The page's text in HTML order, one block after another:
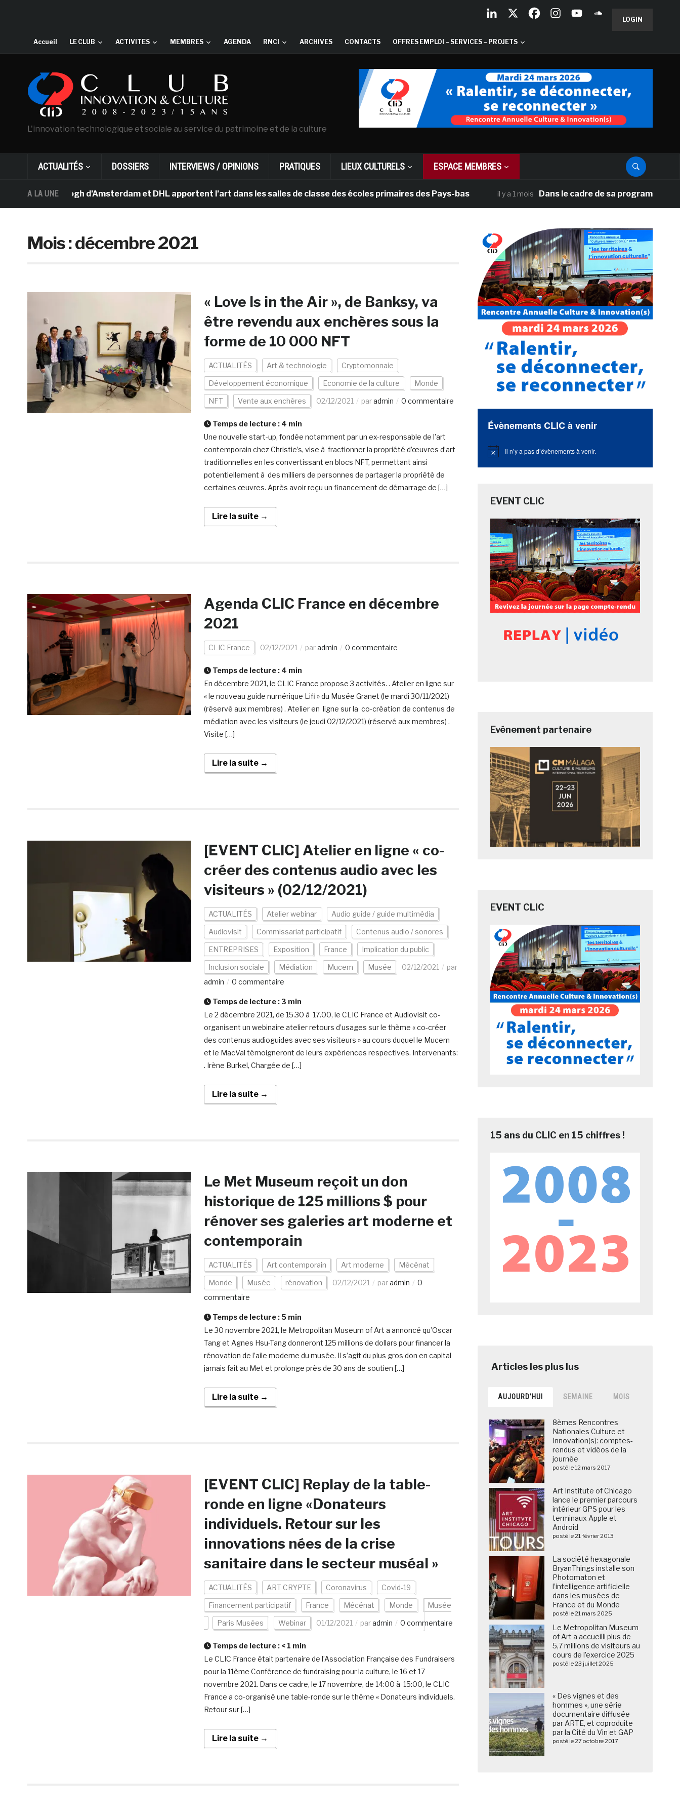
LOGIN
Accueil LE CLUB ACTIVITES MEMBRES AGENDA RNCI ARCHIVES CONTACTS OFFRES EMPLOI – SERVICES – PROJETS
L'innovation technologique et sociale au service du patrimoine et de la culture
ACTUALITÉS DOSSIERS INTERVIEWS / OPINIONS PRATIQUES LIEUX CULTURELS ESPACE MEMBRES
A LA UNE
Van Gogh d’Amsterdam et DHL apportent l’art dans les salles de classe des écoles primaires des Pays-bas il y a 1 mois Dans le cadre de sa programmation
Mois :décembre 2021
« Love Is in the Air », de Banksy, va
être revendu aux enchères sous la
forme de 10 000 NFT
ACTUALITÉS Art & technologie Cryptomonnaie
Développement économique Economie de la culture Monde
NFT Vente aux enchères 02/12/2021 paradmin 0 commentaire
Temps de lecture : 4 min
Une nouvelle start-up, fondée notamment par un ex-responsable de l’art
contemporain chez Christie’s, vise à fractionner la propriété d’œuvres d’art
traditionnelles en les convertissant en blocs NFT, permettant ainsi
potentiellement à des milliers de personnes de partager la propriété de
certaines œuvres. Après avoir reçu un financement de démarrage de […]
Lire la suite →
Agenda CLIC France en décembre
2021
CLIC France 02/12/2021 paradmin 0 commentaire
Temps de lecture : 4 min
En décembre 2021, le CLIC France propose 3 activités. . Atelier en ligne sur
« le nouveau guide numérique Lifi » du Musée Granet (le mardi 30/11/2021)
(réservé aux membres) . Atelier en ligne sur la co-création de contenus de
médiation avec les visiteurs (le jeudi 02/12/2021) (réservé aux membres) .
Visite […]
Lire la suite →
[EVENT CLIC] Atelier en ligne « co-
créer des contenus audio avec les
visiteurs » (02/12/2021)
ACTUALITÉS Atelier webinar Audio guide / guide multimédia
Audiovisit Commissariat participatif Contenus audio / sonores
ENTREPRISES Exposition France Implication du public
Inclusion sociale Médiation Mucem Musée 02/12/2021
par
admin
0 commentaire
Temps de lecture : 3 min
Le 2 décembre 2021, de 15.30 à 17.00, le CLIC France et Audiovisit co-
organisent un webinaire atelier retours d’usages sur le thème « co-créer
des contenus audioguides avec ses visiteurs » au cours duquel le Mucem
et le MacVal témoigneront de leurs expériences respectives. Intervenants:
. Irène Burkel, Chargée de […]
Lire la suite →
Le Met Museum reçoit un don
historique de 125 millions $ pour
rénover ses galeries art moderne et
contemporain
ACTUALITÉS Art contemporain Art moderne Mécénat
Monde Musée rénovation 02/12/2021 paradmin
0
commentaire
Temps de lecture : 5 min
Le 30 novembre 2021, le Metropolitan Museum of Art a annoncé qu’Oscar
Tang et Agnes Hsu-Tang donneront 125 millions de dollars pour financer la
rénovation de l’aile moderne du musée. Il s’agit du plus gros don en capital
jamais fait au Met et prolonge près de 30 ans de soutien […]
Lire la suite →
[EVENT CLIC] Replay de la table-
ronde en ligne «Donateurs
individuels. Retour sur les
innovations nées de la crise
sanitaire dans le secteur muséal »
ACTUALITÉS ART CRYPTE Coronavirus Covid-19
Financement participatif France Mécénat Monde Musée
Paris Musées Webinar 01/12/2021 paradmin 0 commentaire
Temps de lecture : < 1 min
Le CLIC France était partenaire de l’Association Française des Fundraisers
pour la 11ème Conférence de fundraising pour la culture, le 16 et 17
novembre 2021. Dans ce cadre, le 17 novembre, de 14:00 à 15:00, le CLIC
France a co-organisé une table-ronde sur le thème « Donateurs individuels.
Retour sur […]
Lire la suite →
Évènements CLIC à venir
Notice Il n’y a pas d’évènements à venir.
EVENT CLIC
Evénement partenaire
EVENT CLIC
15 ans du CLIC en 15 chiffres !
AUJOURD’HUI SEMAINE MOIS
8èmes Rencontres
Nationales Culture et
Innovation(s): comptes-
rendus et vidéos de la
journée
posté le 12 mars 2017
Art Institute of Chicago
lance le premier parcours
intérieur GPS pour les
terminaux Apple et
Android
posté le 21 février 2013
La société hexagonale
BryanThings installe son
Photomaton et
l’intelligence artificielle
dans les musées de
France et du Monde
posté le 21 mars 2025
Le Metropolitan Museum
of Art a accueilli plus de
5,7 millions de visiteurs au
cours de l’exercice 2025
posté le 23 juillet 2025
« Des vignes et des
hommes », une série
documentaire diffusée
par ARTE, et coproduite
par la Cité du Vin et GAP
posté le 27 octobre 2017